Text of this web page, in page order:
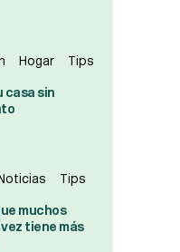
Hogar Tips
casa sin
Tips
muchos
tiene más